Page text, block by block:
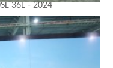
36L - 2024